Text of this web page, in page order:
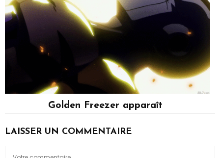
Golden Freezer apparaît
LAISSER UN COMMENTAIRE